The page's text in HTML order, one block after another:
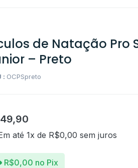
de Natação Pro
– Preto
: OCPSpreto
49,90
até 1x de R$0,00 sem juros
R$0,00 no Pix